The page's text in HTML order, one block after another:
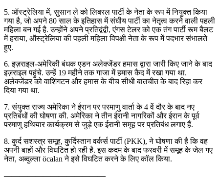
5. ऑस्ट्रेलिया में, सुसान ले को लिबरल पार्टी के नेता के रूप में नियुक्त किया
गया है, जो अपने 80 साल के इतिहास में संघीय पार्टी का नेतृत्व करने वाली पहली
महिला बन गई है. उन्होंने अपने प्रतिद्वंद्वी, एंगस टेलर को एक तंग पार्टी रूम बैलट
में हराया, ऑस्ट्रेलिया की पहली महिला विपक्षी नेता के रूप में पदभार संभालते
हुए.
6. इज़राइल-अमेरिकी बंधक एडन अलेक्जेंडर हमास द्वारा जारी किए जाने के बाद
इज़राइल पहुंचे. उन्हें 19 महीने तक गाजा में हमास कैद में रखा गया था.
अलेक्जेंडर को वाशिंगटन और हमास के बीच सीधी बातचीत के बाद रिहा कर
दिया गया था.
7. संयुक्त राज्य अमेरिका ने ईरान पर परमाणु वार्ता के 4 वें दौर के बाद नए
प्रतिबंधों की घोषणा की. अमेरिका ने तीन ईरानी नागरिकों और ईरान के पूर्व
परमाणु हथियार कार्यक्रम से जुड़े एक ईरानी समूह पर प्रतिबंध लगाए हैं.
8. कुर्द सशस्त्र समूह, कुर्दिस्तान वर्कर्स पार्टी (PKK), ने घोषणा की है कि वह
अपनी बाहों और विघटित हो रही है. इस कदम के बाद फरवरी में समूह के जेल गए
नेता, अब्दुल्ला öcalan ने इसे विघटित करने के लिए कॉल किया.
—————————————